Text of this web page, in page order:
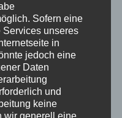
Argument für
Experten meinen,
noch immer
sich doch ein eigenes
Sofern eine
Services unseres
in
jedoch eine
Daten
und
keine
wir generell eine